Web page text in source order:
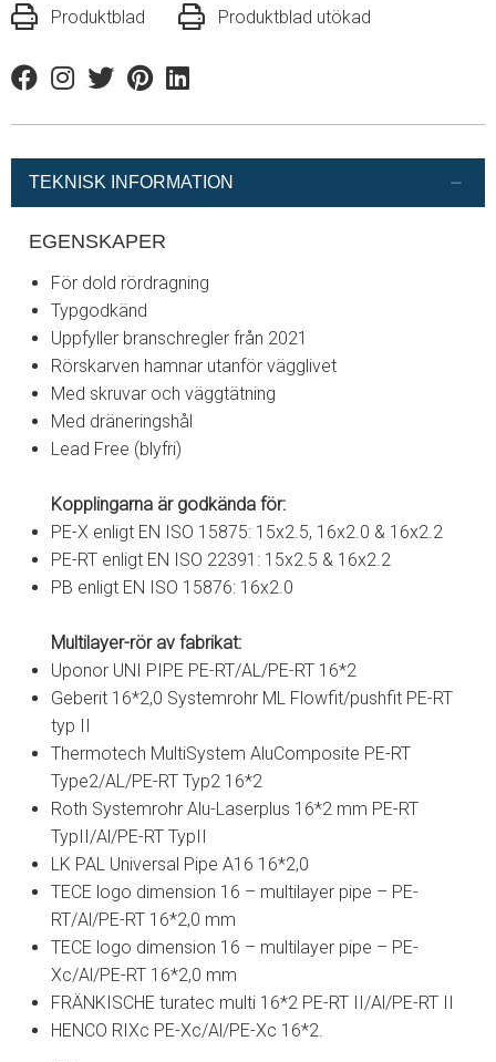
Produktblad Produktblad utökad
FacebookInstagram
TwitterPinterestLinkedin
TEKNISK INFORMATION
EGENSKAPER
För dold rördragning
Typgodkänd
Uppfyller branschregler från 2021
Rörskarven hamnar utanför vägglivet
Med skruvar och väggtätning
Med dräneringshål
Lead Free (blyfri)
Kopplingarna är godkända för:
PE-X enligt EN ISO 15875: 15x2.5, 16x2.0 & 16x2.2
PE-RT enligt EN ISO 22391: 15x2.5 & 16x2.2
PB enligt EN ISO 15876: 16x2.0
Multilayer-rör av fabrikat:
Uponor UNI PIPE PE-RT/AL/PE-RT 16*2
Geberit 16*2,0 Systemrohr ML Flowfit/pushfit PE-RT
typ II
Thermotech MultiSystem AluComposite PE-RT
Type2/AL/PE-RT Typ2 16*2
Roth Systemrohr Alu-Laserplus 16*2 mm PE-RT
TypII/Al/PE-RT TypII
LK PAL Universal Pipe A16 16*2,0
TECE logo dimension 16 – multilayer pipe – PE-
RT/Al/PE-RT 16*2,0 mm
TECE logo dimension 16 – multilayer pipe – PE-
Xc/Al/PE-RT 16*2,0 mm
FRÄNKISCHE turatec multi 16*2 PE-RT II/Al/PE-RT II
HENCO RIXc PE-Xc/Al/PE-Xc 16*2.